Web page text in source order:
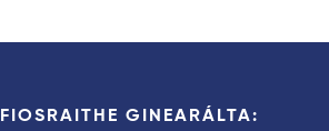
FIOSRAITHE GINEARÁLTA: